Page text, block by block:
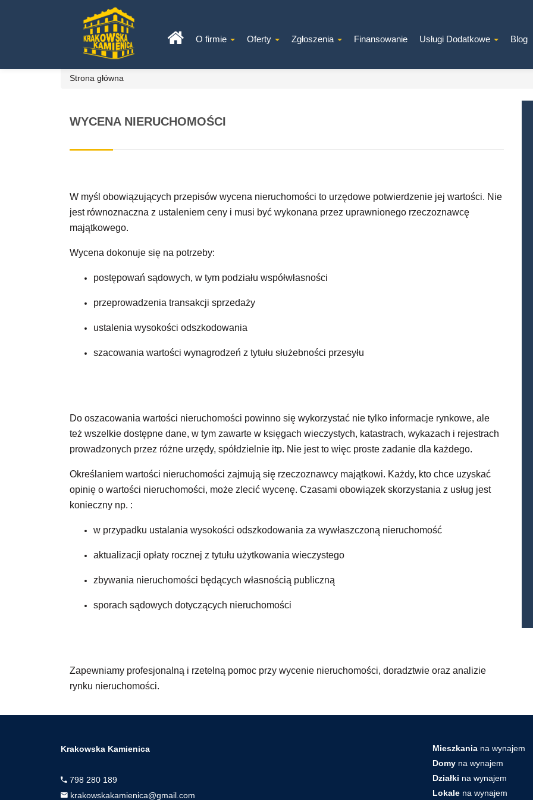
O firmie Oferty Zgłoszenia Finansowanie Usługi Dodatkowe Blog
Strona główna
WYCENA NIERUCHOMOŚCI
W myśl obowiązujących przepisów wycena nieruchomości to urzędowe potwierdzenie jej wartości. Nie
jest równoznaczna z ustaleniem ceny i musi być wykonana przez uprawnionego rzeczoznawcę
majątkowego.
Wycena dokonuje się na potrzeby:
postępowań sądowych, w tym podziału współwłasności
przeprowadzenia transakcji sprzedaży
ustalenia wysokości odszkodowania
szacowania wartości wynagrodzeń z tytułu służebności przesyłu
Do oszacowania wartości nieruchomości powinno się wykorzystać nie tylko informacje rynkowe, ale
też wszelkie dostępne dane, w tym zawarte w księgach wieczystych, katastrach, wykazach i rejestrach
prowadzonych przez różne urzędy, spółdzielnie itp. Nie jest to więc proste zadanie dla każdego.
Określaniem wartości nieruchomości zajmują się rzeczoznawcy majątkowi. Każdy, kto chce uzyskać
opinię o wartości nieruchomości, może zlecić wycenę. Czasami obowiązek skorzystania z usług jest
konieczny np. :
w przypadku ustalania wysokości odszkodowania za wywłaszczoną nieruchomość
aktualizacji opłaty rocznej z tytułu użytkowania wieczystego
zbywania nieruchomości będących własnością publiczną
sporach sądowych dotyczących nieruchomości
Zapewniamy profesjonalną i rzetelną pomoc przy wycenie nieruchomości, doradztwie oraz analizie
rynku nieruchomości.
Krakowska Kamienica
798 280 189
krakowskakamienica@gmail.com
Mieszkania na wynajem
Domy na wynajem
Działki na wynajem
Lokale na wynajem